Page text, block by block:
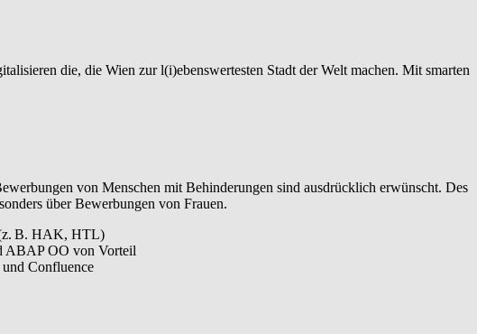
die, die Wien zur l(i)ebenswertesten Stadt der Welt machen. Mit smarten
von Menschen mit Behinderungen sind ausdrücklich erwünscht. Des
über Bewerbungen von Frauen.
(z. B. HAK, HTL)
ABAP OO von Vorteil
Confluence